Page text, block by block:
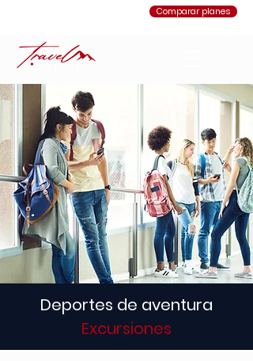
Comparar planes
Deportes de aventura
Excursiones